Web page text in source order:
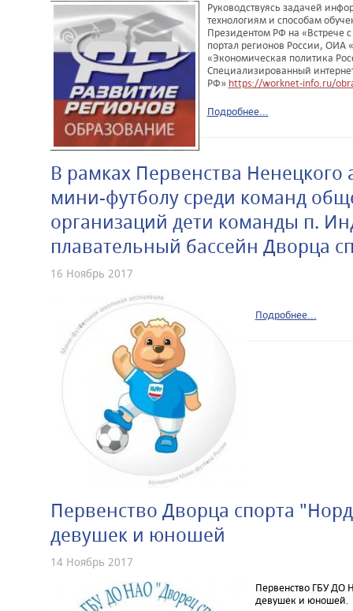
Руководствуясь задачей
технологиям и способам
Президентом РФ на «Встрече
портал регионов России, ОИА
«Экономическая политика
Специализированный
РФ» https://worknet-info.ru/
Подробнее...
В рамках Первенства Ненецкого
мини-футболу среди команд
организаций дети команды п.
плавательный бассейн Дворца
16 Ноябрь 2017
Подробнее...
Первенство Дворца спорта
девушек и юношей
14 Ноябрь 2017
Первенство ГБУ ДО
девушек и юношей.